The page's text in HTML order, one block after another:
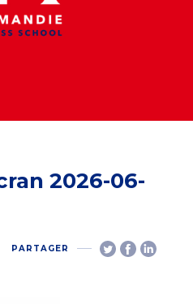
2026-06-
PARTAGER